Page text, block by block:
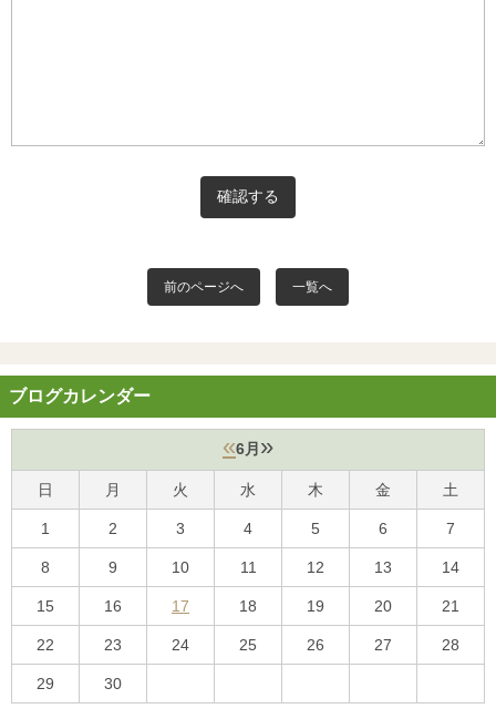
前のページへ 一覧へ
ブログカレンダー
«6月 »
日 月 火 水 木 金 土
1 2 3 4 5 6 7
8 9 10 11 12 13 14
15 16 17 18 19 20 21
22 23 24 25 26 27 28
29 30